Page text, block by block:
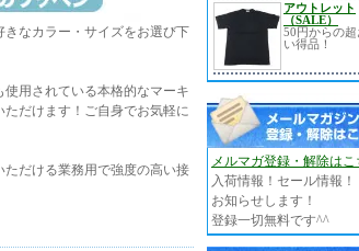
きなカラー・サイズをお選び下
用されている本格的なマーキ
だけます！ご自身でお気軽に
だける業務用で強度の高い接
アウトレット
（SALE）
50円からの
い得品！
メルマガ登録・解除はこ
入荷情報！セール情報！
お知らせします！
登録一切無料です^^